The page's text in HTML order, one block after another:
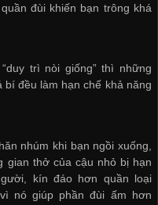
đùi khiến bạn trông khá
trì nòi giống” thì những
đều làm hạn chế khả năng
nhúm khi bạn ngồi xuống,
gian thở của cậu nhỏ bị hạn
kín đáo hơn quần loại
nó giúp phần đùi ấm hơn